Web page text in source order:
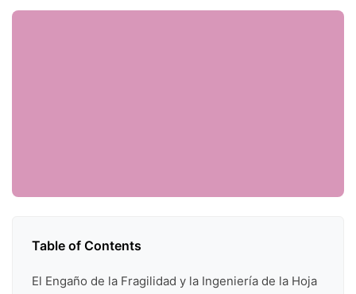
Table of Contents
El Engaño de la Fragilidad y la Ingeniería de la Hoja